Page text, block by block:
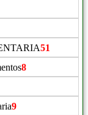
51
8
9